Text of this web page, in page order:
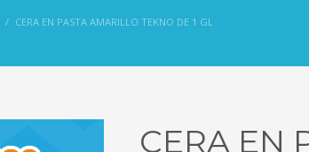
CERA EN PASTA AMARILLO TEKNO DE 1 GL
CERA EN